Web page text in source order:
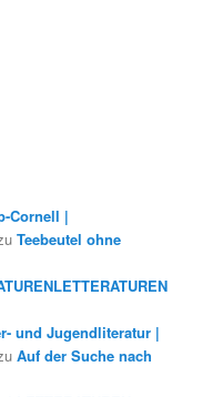
Cornell |
Teebeutel ohne
und Jugendliteratur |
Auf der Suche nach